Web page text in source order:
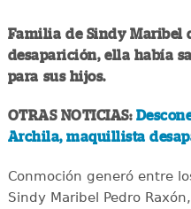
Familia de Sindy Maribel
desaparición, ella había
para sus hijos.
OTRAS NOTICIAS:
Archila, maquillista
Conmoción generó entre
Sindy Maribel Pedro